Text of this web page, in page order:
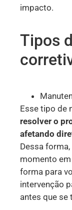
impacto.
Tipos
Esse tipo de
resolver o
afetando
Dessa
momento
forma para
intervenção
antes que se